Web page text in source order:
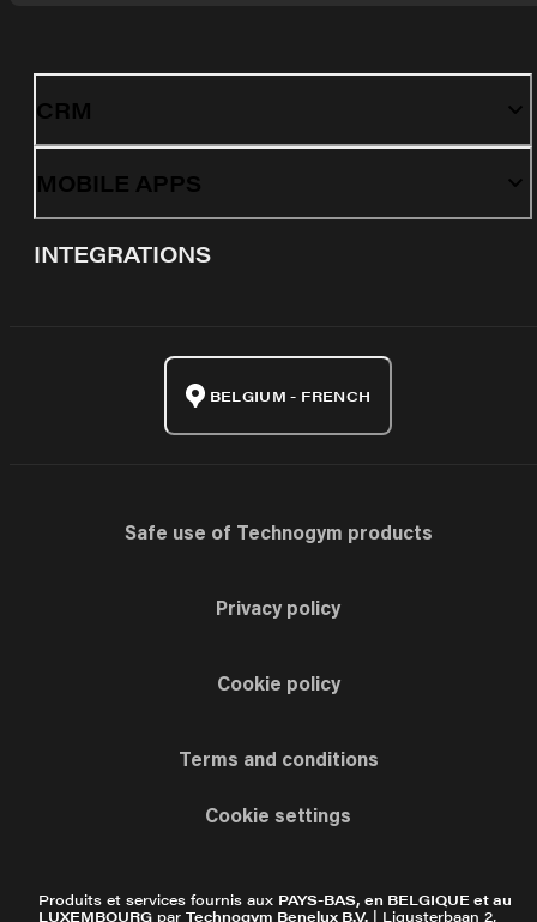
CRM
MOBILE APPS
INTEGRATIONS
BELGIUM - FRENCH
Safe use of Technogym products
Privacy policy
Cookie policy
Terms and conditions
Cookie settings
Produits et services fournis aux PAYS-BAS, en BELGIQUE et au
LUXEMBOURG par Technogym Benelux B.V. | Ligusterbaan 2,